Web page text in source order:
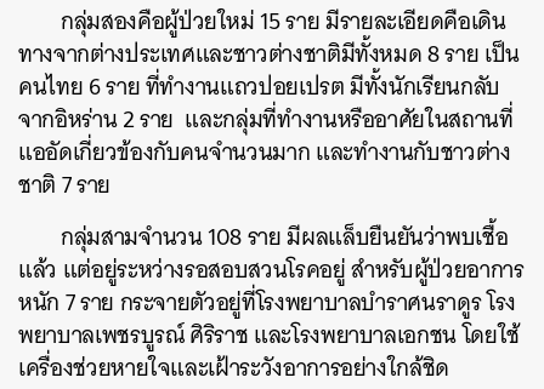
กลุ่มสองคือผู้ป่วยใหม่ 15 ราย มีรายละเอียดคือเดิน
ทางจากต่างประเทศและชาวต่างชาติมีทั้งหมด 8 ราย เป็น
คนไทย 6 ราย ที่ทำงานแถวปอยเปรต มีทั้งนักเรียนกลับ
จากอิหร่าน 2 ราย และกลุ่มที่ทำงานหรืออาศัยในสถานที่
แออัดเกี่ยวข้องกับคนจำนวนมาก และทำงานกับชาวต่าง
ชาติ 7 ราย
กลุ่มสามจำนวน 108 ราย มีผลแล็บยืนยันว่าพบเชื้อ
แล้ว แต่อยู่ระหว่างรอสอบสวนโรคอยู่ สำหรับผู้ป่วยอาการ
หนัก 7 ราย กระจายตัวอยู่ที่โรงพยาบาลบำราศนราดูร โรง
พยาบาลเพชรบูรณ์ ศิริราช และโรงพยาบาลเอกชน โดยใช้
เครื่องช่วยหายใจและเฝ้าระวังอาการอย่างใกล้ชิด